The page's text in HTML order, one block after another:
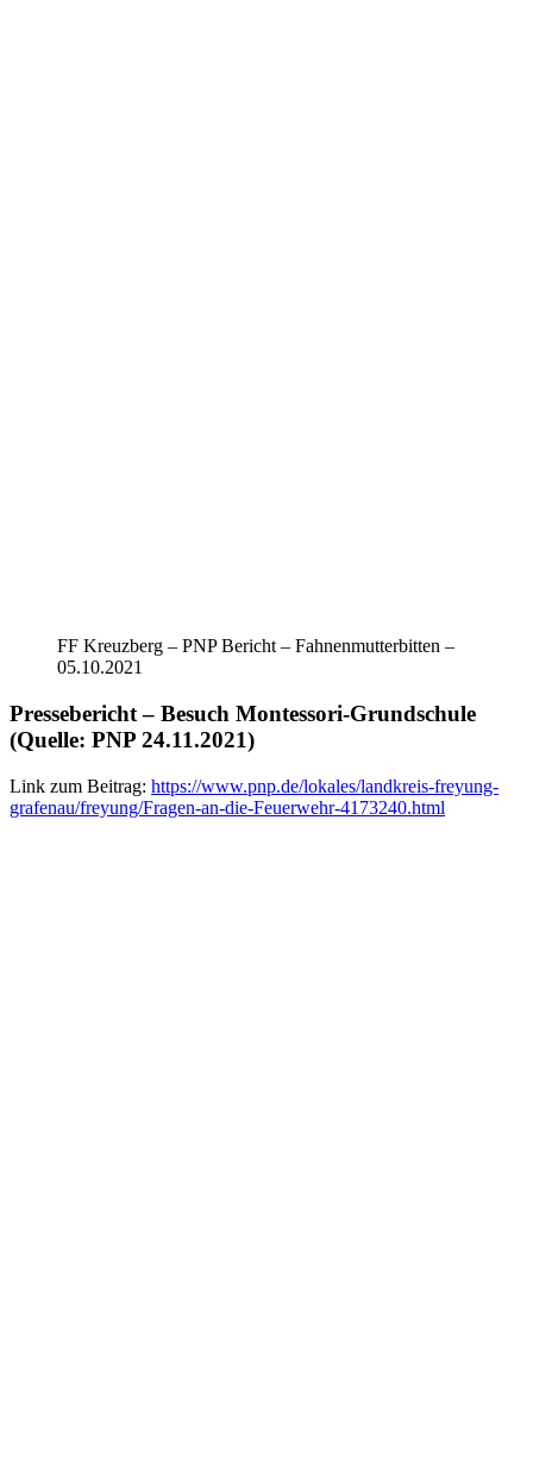
FF Kreuzberg – PNP Bericht – Fahnenmutterbitten –
05.10.2021
Pressebericht – Besuch Montessori-Grundschule
(Quelle: PNP 24.11.2021)
Link zum Beitrag: https://www.pnp.de/lokales/landkreis-freyung-
grafenau/freyung/Fragen-an-die-Feuerwehr-4173240.html